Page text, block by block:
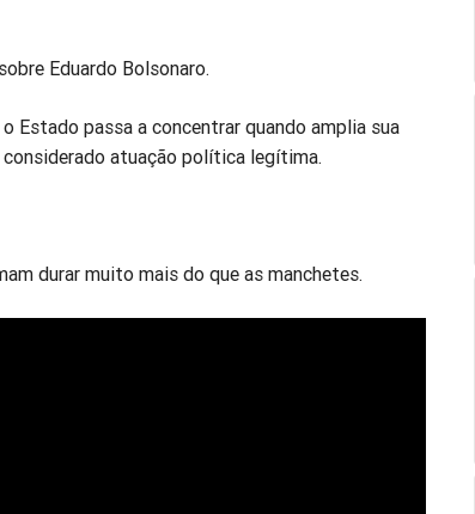
Eduardo Bolsonaro.
Estado passa a concentrar quando amplia sua
atuação política legítima.
durar muito mais do que as manchetes.